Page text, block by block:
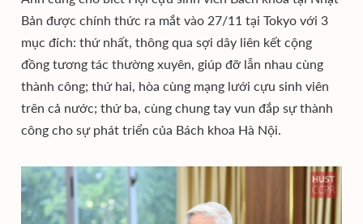
Bản được chính thức ra mắt vào 27/11 tại Tokyo với 3
mục đích: thứ nhất, thông qua sợi dây liên kết cộng
đồng tương tác thường xuyên, giúp đỡ lẫn nhau cùng
thành công; thứ hai, hòa cùng mạng lưới cựu sinh viên
trên cả nước; thứ ba, cùng chung tay vun đắp sự thành
công cho sự phát triển của Bách khoa Hà Nội.